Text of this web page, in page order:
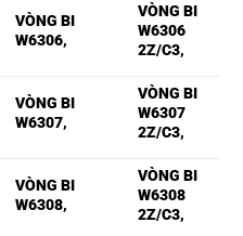
VÒNG BI
W6306,
VÒNG BI
W6306
2Z/C3,
VÒNG BI
W6307,
VÒNG BI
W6307
2Z/C3,
VÒNG BI
W6308,
VÒNG BI
W6308
2Z/C3,